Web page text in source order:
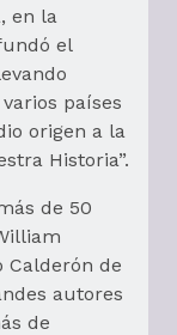
en la
el
países
origen a la
Historia”.
de 50
Calderón de
autores
de